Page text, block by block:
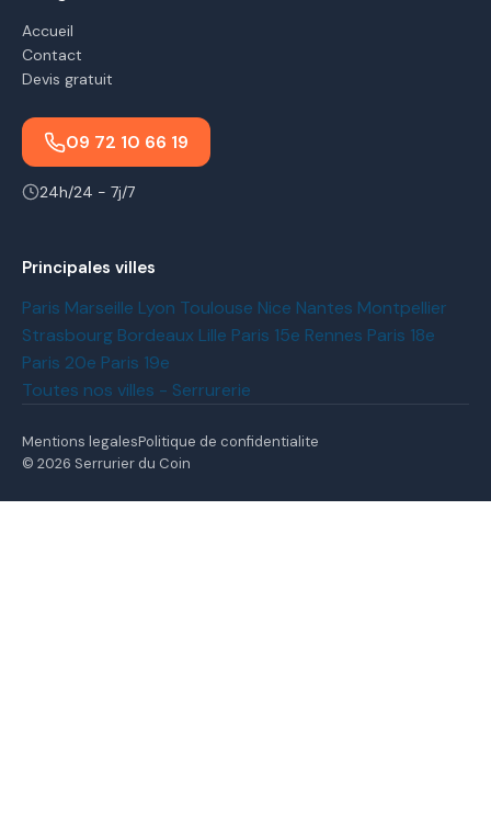
Accueil
Contact
Devis gratuit
09 72 10 66 19
24h/24 - 7j/7
Principales villes
Paris Marseille Lyon Toulouse Nice Nantes Montpellier
Strasbourg Bordeaux Lille Paris 15e Rennes Paris 18e
Paris 20e Paris 19e
Toutes nos villes - Serrurerie
Mentions legalesPolitique de confidentialite
© 2026 Serrurier du Coin